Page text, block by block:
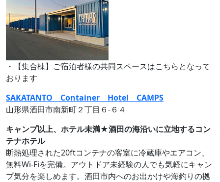
・【集合棟】ご宿泊者様の共同スペースはこちらとなって
おります
SAKATANTO Container Hotel CAMPS
山形県酒田市南新町２丁目６‐６４
キャンプ以上、ホテル未満★酒田の海沿いに立地するコン
テナホテル
断熱処理された20ftコンテナの客室に冷蔵庫やエアコン、
無料Wi-Fiを完備。アウトドア未経験の人でも気軽にキャン
プ気分を楽しめます。酒田市内へのお出かけや海釣りの拠